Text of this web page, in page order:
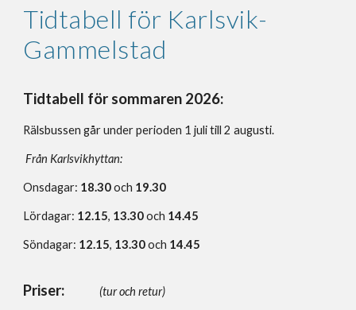
Tidtabell för Karlsvik-
Gammelstad
Tidtabell för sommaren 2026:
Rälsbussen går under perioden 1 juli till 2 augusti.
Från Karlsvikhyttan:
Onsdagar: 18.30och 19.30
Lördagar: 12.15, 13.30och 14.45
Söndagar: 12.15, 13.30och 14.45
Priser: (tur och retur)